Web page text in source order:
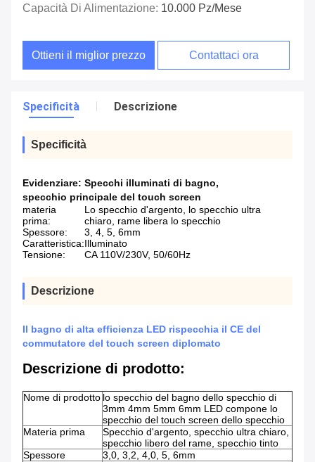
Capacità Di Alimentazione: 10.000 Pz/mese
Ottieni il miglior prezzo Contattaci ora
Specificità Descrizione
Specificità
Evidenziare: Specchi illuminati di bagno,
specchio principale del touch screen
materia
prima:
Lo specchio d'argento, lo specchio ultra
chiaro, rame libera lo specchio
Spessore:
3, 4, 5, 6mm
Caratteristica:Illuminato
Tensione:
CA 110V/230V, 50/60Hz
Descrizione
Il bagno di alta efficienza LED rispecchia il CE del
commutatore del touch screen diplomato
Descrizione di prodotto:
Nome di prodotto lo specchio del bagno dello specchio di
3mm 4mm 5mm 6mm LED compone lo
specchio del touch screen dello specchio
Materia prima
Specchio d'argento, specchio ultra chiaro,
specchio libero del rame, specchio tinto
Spessore
3,0, 3,2, 4,0, 5, 6mm